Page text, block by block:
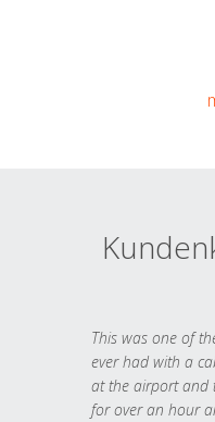
This was one of
ever had with a
at the airport and
for over an hour